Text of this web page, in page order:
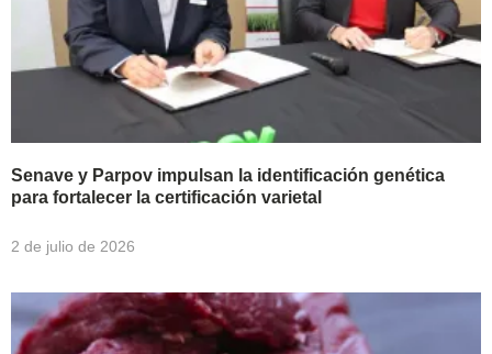
Senave y Parpov impulsan la identificación genética
para fortalecer la certificación varietal
2 de julio de 2026